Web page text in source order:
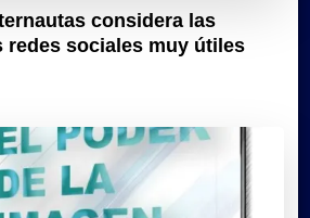
considera las
redes sociales muy útiles